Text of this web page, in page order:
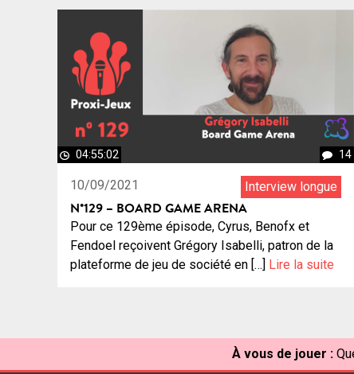
04:55:02 14
10/09/2021 Interview longue
N°129 – BOARD GAME ARENA
Pour ce 129ème épisode, Cyrus, Benofx et
Fendoel reçoivent Grégory Isabelli, patron de la
plateforme de jeu de société en […]
Lire la suite
À vous de jouer :